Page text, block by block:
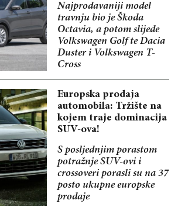
Najprodavaniji model
travnju bio je Škoda
Octavia, a potom slijede
Volkswagen Golf te Dacia
Duster i Volkswagen T-
Cross
Europska prodaja
automobila: Tržište na
kojem traje dominacija
SUV-ova!
S posljednjim porastom
potražnje SUV-ovi i
crossoveri porasli su na 37
posto ukupne europske
prodaje